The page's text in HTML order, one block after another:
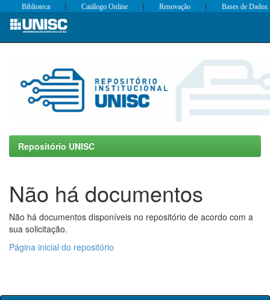
Skip
Biblioteca | Catálogo Online | Renovação | Bases de Dados
Repositório UNISC
Não há documentos
Não há documentos disponíveis no repositório de acordo com a
sua solicitação.
Página inicial do repositório